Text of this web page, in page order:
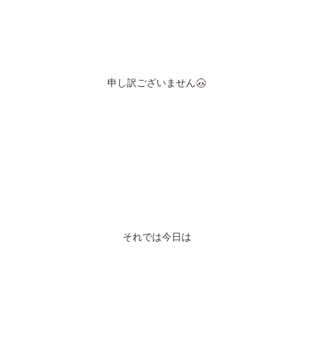
申し訳ございません
それでは今日は